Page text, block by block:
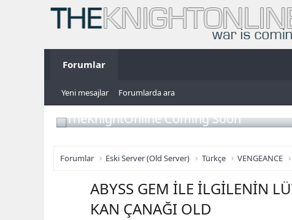
Forumlar
Yeni mesajlar Forumlarda ara
TheKnightOnline Coming Soon
Forumlar Eski Server (Old Server) Türkçe VENGEANCE
ABYSS GEM İLE İLGİLENİN
KAN ÇANAĞI OLD